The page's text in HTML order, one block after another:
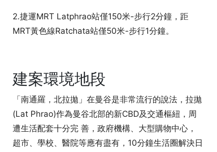
2.捷運MRT Latphrao站僅150米-步行2分鐘，距
MRT黃色線Ratchata站僅50米-步行1分鐘。
建案環境地段
「南通羅，北拉拋」在曼谷是非常流行的說法，拉拋
(Lat Phrao)作為曼谷北部的新CBD及交通樞紐，周
遭生活配套十分完 善，政府機構、大型購物中心，
超市、學校、醫院等應有盡有，10分鐘生活圈解決日